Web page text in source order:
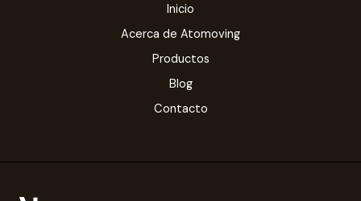
Inicio
Acerca de Atomoving
Productos
Blog
Contacto